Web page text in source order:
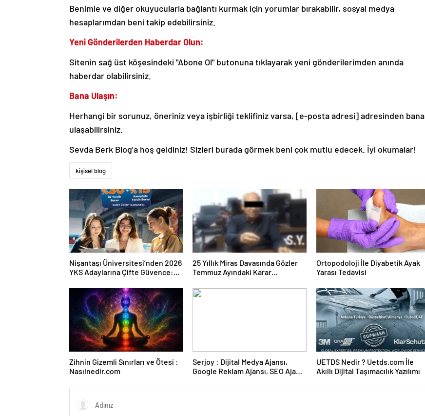
Benimle ve diğer okuyucularla bağlantı kurmak için yorumlar bırakabilir, sosyal medya
hesaplarımdan beni takip edebilirsiniz.
Yeni Gönderilerden Haberdar Olun:
Sitenin sağ üst köşesindeki "Abone Ol" butonuna tıklayarak yeni gönderilerimden anında
haberdar olabilirsiniz.
Bana Ulaşın:
Herhangi bir sorunuz, öneriniz veya işbirliği teklifiniz varsa, [e-posta adresi] adresinden bana
ulaşabilirsiniz.
Sevda Berk Blog'a hoş geldiniz! Sizleri burada görmek beni çok mutlu edecek. İyi okumalar!
kişisel blog
Nişantaşı Üniversitesi’nden 2026
YKS Adaylarına Çifte Güvence:
25 Yıllık Miras Davasında Gözler
Temmuz Ayındaki Karar
Ortopodoloji İle Diyabetik Ayak
Yarası Tedavisi
Zihnin Gizemli Sınırları ve Ötesi :
Nasılnedir.com
Serjoy : Dijital Medya Ajansı,
Google Reklam Ajansı, SEO Ajansı
UETDS Nedir ? Uetds.com İle
Akıllı Dijital Taşımacılık Yazılımı